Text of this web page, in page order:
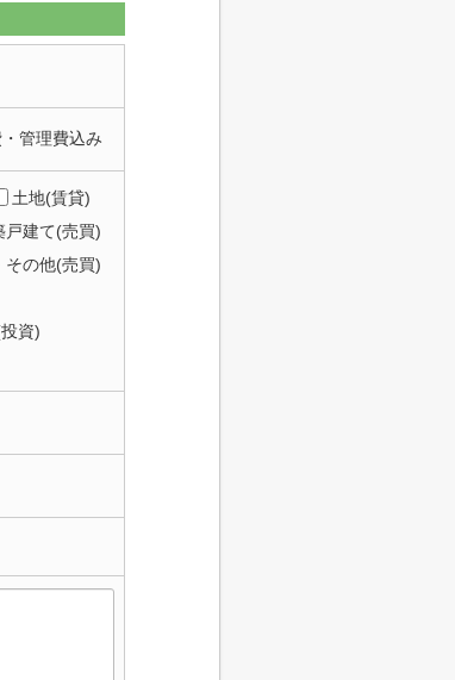
管理費込み
土地(賃貸)
戸建て(売買)
その他(売買)
資)